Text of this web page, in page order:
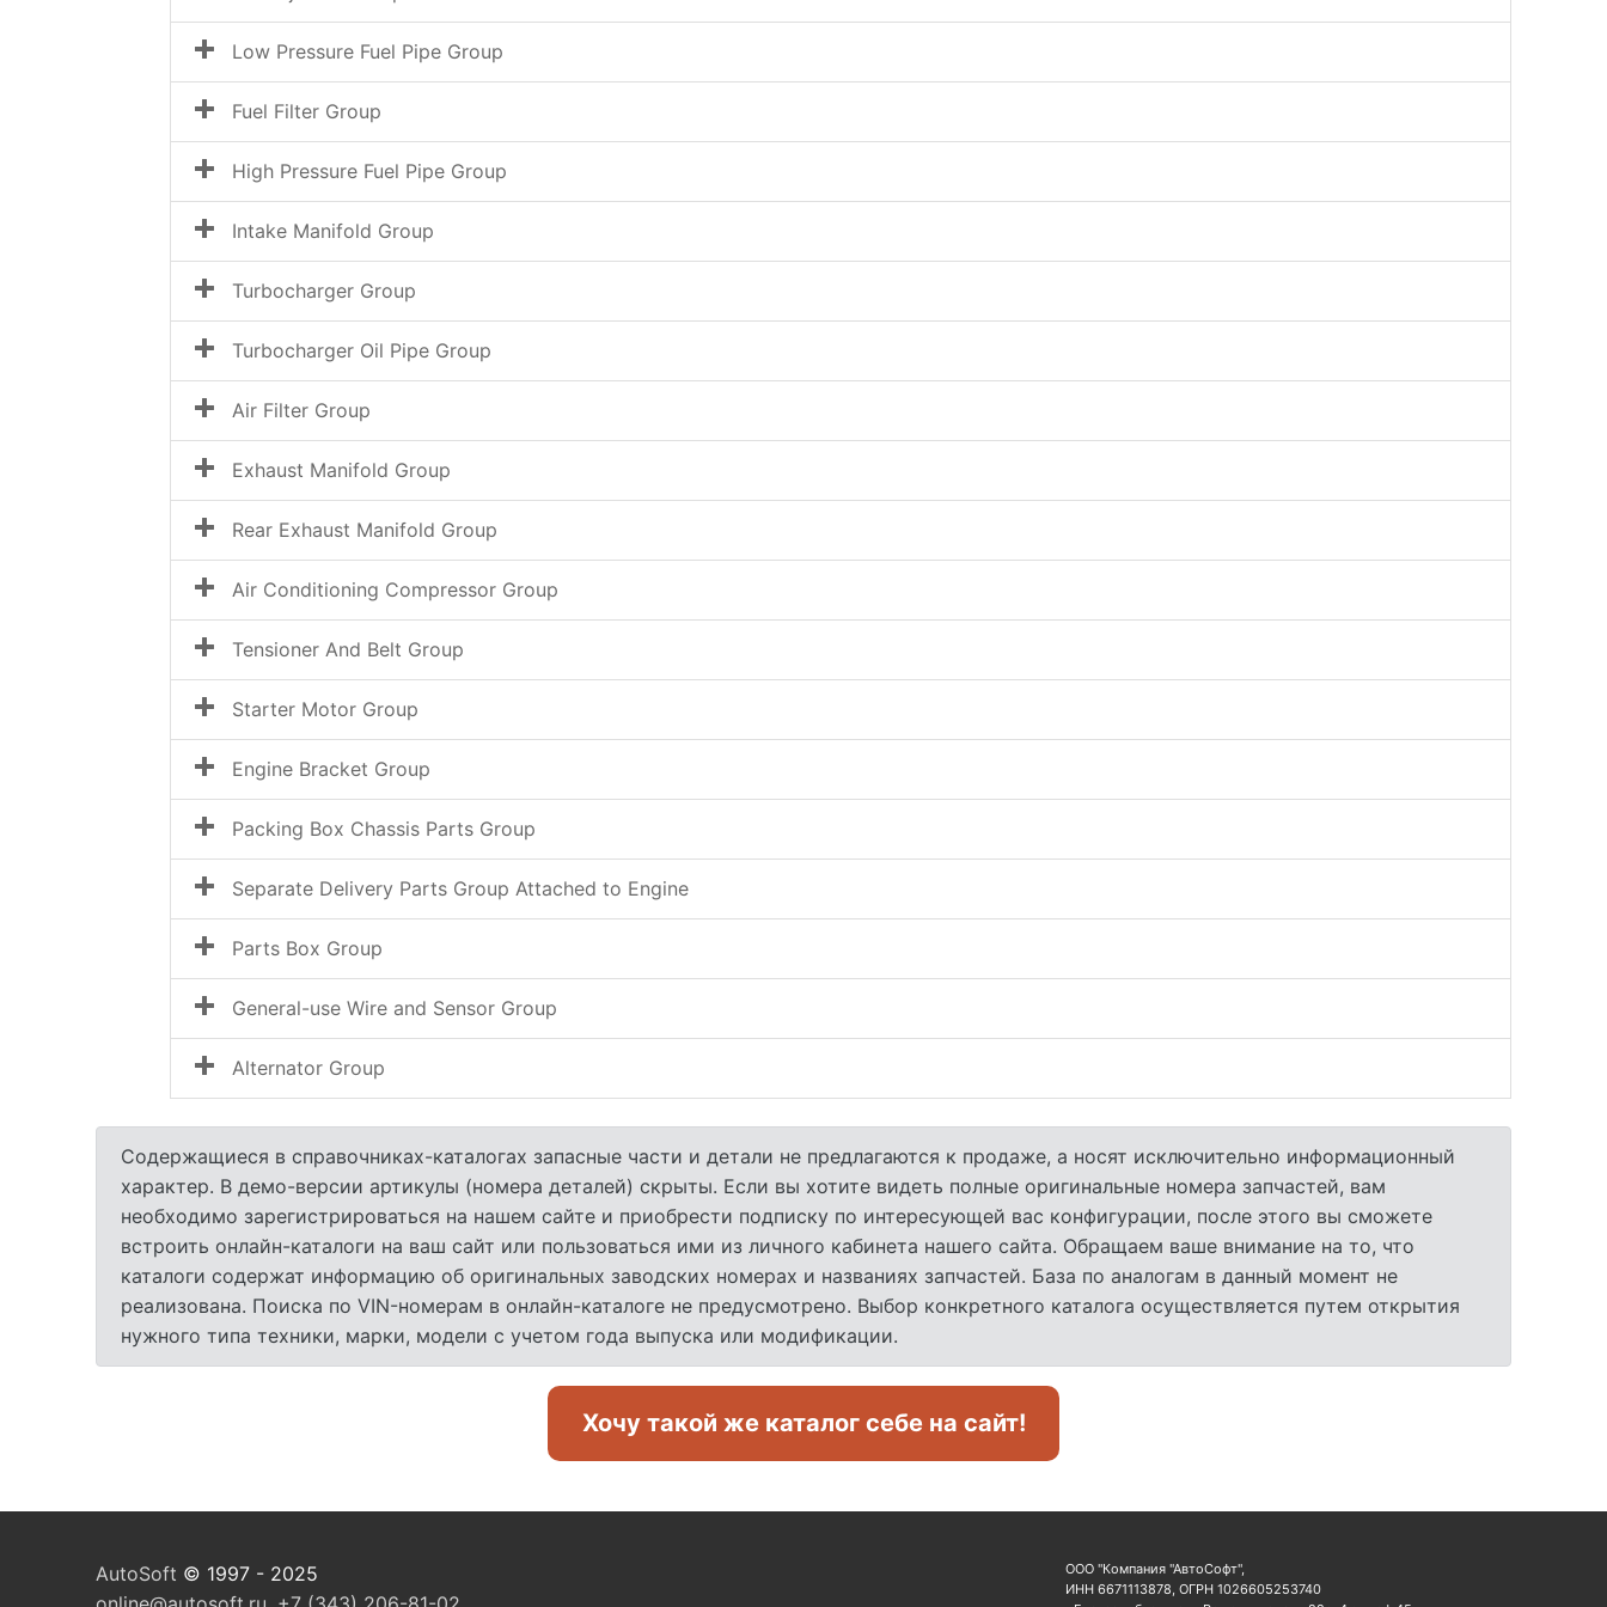
Low Pressure Fuel Pipe Group
Fuel Filter Group
High Pressure Fuel Pipe Group
Intake Manifold Group
Turbocharger Group
Turbocharger Oil Pipe Group
Air Filter Group
Exhaust Manifold Group
Rear Exhaust Manifold Group
Air Conditioning Compressor Group
Tensioner And Belt Group
Starter Motor Group
Engine Bracket Group
Packing Box Chassis Parts Group
Separate Delivery Parts Group Attached to Engine
Parts Box Group
General-use Wire and Sensor Group
Alternator Group
Содержащиеся в справочниках-каталогах запасные части и детали не предлагаются к продаже, а носят исключительно информационный
характер. В демо-версии артикулы (номера деталей) скрыты. Если вы хотите видеть полные оригинальные номера запчастей, вам
необходимо зарегистрироваться на нашем сайте и приобрести подписку по интересующей вас конфигурации, после этого вы сможете
встроить онлайн-каталоги на ваш сайт или пользоваться ими из личного кабинета нашего сайта. Обращаем ваше внимание на то, что
каталоги содержат информацию об оригинальных заводских номерах и названиях запчастей. База по аналогам в данный момент не
реализована. Поиска по VIN-номерам в онлайн-каталоге не предусмотрено. Выбор конкретного каталога осуществляется путем открытия
нужного типа техники, марки, модели с учетом года выпуска или модификации.
Хочу такой же каталог себе на сайт!
AutoSoft © 1997 - 2025
ООО "Компания "АвтоСофт",
ИНН 6671113878, ОГРН 1026605253740